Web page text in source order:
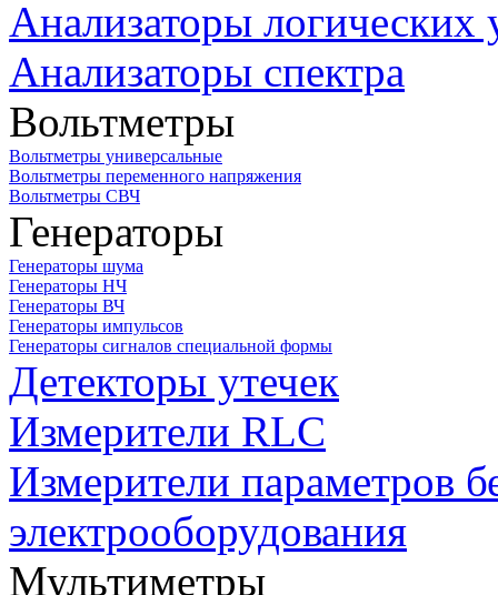
Анализаторы логических
Анализаторы спектра
Вольтметры
Вольтметры универсальные
Вольтметры переменного напряжения
Вольтметры СВЧ
Генераторы
Генераторы шума
Генераторы НЧ
Генераторы ВЧ
Генераторы импульсов
Генераторы сигналов специальной формы
Детекторы утечек
Измерители RLC
Измерители параметров
электрооборудования
Мультиметры